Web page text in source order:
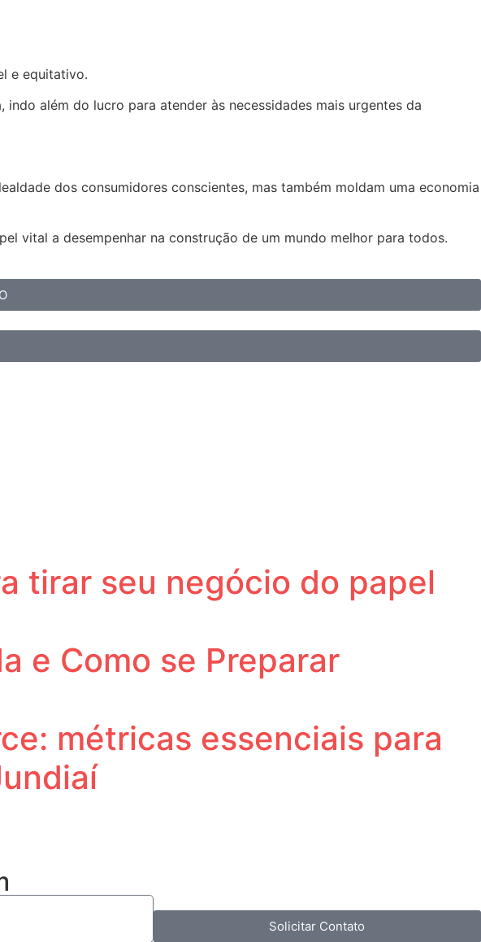
e equitativo.
além do lucro para atender às necessidades mais urgentes da
dos consumidores conscientes, mas também moldam uma economia
vital a desempenhar na construção de um mundo melhor para todos.
tirar seu negócio do papel
e Como se Preparar
métricas essenciais para
Solicitar Contato